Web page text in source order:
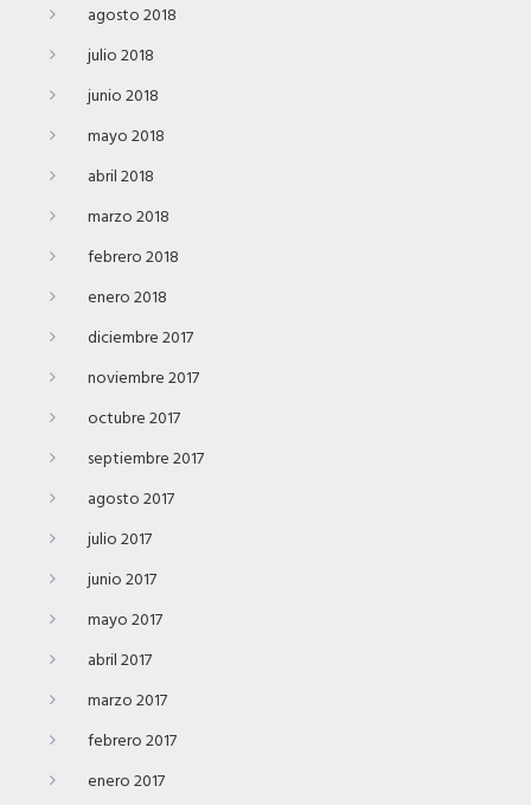
agosto 2018
julio 2018
junio 2018
mayo 2018
abril 2018
marzo 2018
febrero 2018
enero 2018
diciembre 2017
noviembre 2017
octubre 2017
septiembre 2017
agosto 2017
julio 2017
junio 2017
mayo 2017
abril 2017
marzo 2017
febrero 2017
enero 2017